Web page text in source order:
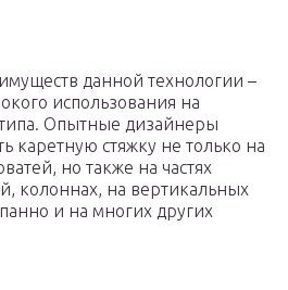
данной технологии –
использования на
Опытные дизайнеры
каретную стяжку не только на
но также на частях
колоннах, на вертикальных
и на многих других